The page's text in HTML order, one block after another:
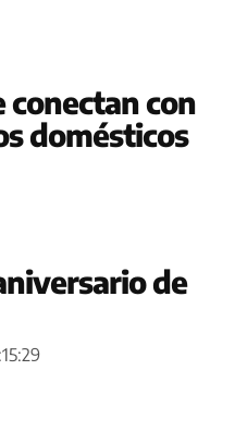
conectan con
domésticos
de